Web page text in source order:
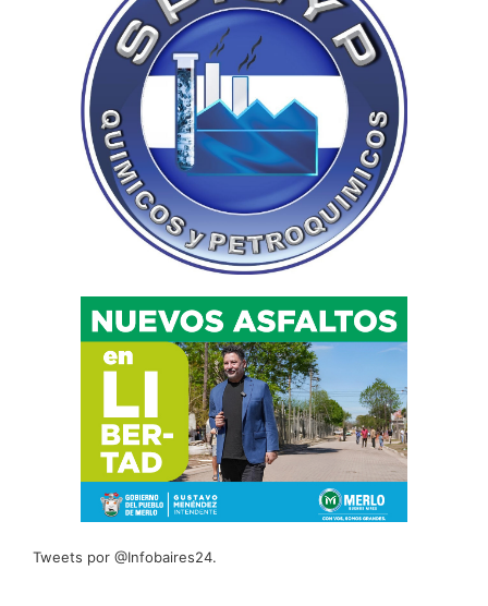
Tweets por @Infobaires24.